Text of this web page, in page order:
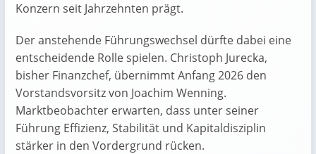
Konzern seit Jahrzehnten prägt.
Der anstehende Führungswechsel dürfte dabei eine
entscheidende Rolle spielen. Christoph Jurecka,
bisher Finanzchef, übernimmt Anfang 2026 den
Vorstandsvorsitz von Joachim Wenning.
Marktbeobachter erwarten, dass unter seiner
Führung Effizienz, Stabilität und Kapitaldisziplin
stärker in den Vordergrund rücken.